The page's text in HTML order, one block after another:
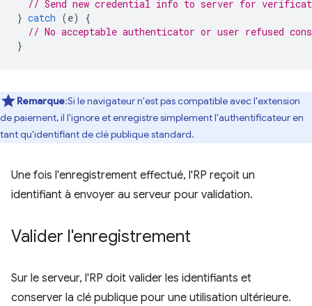
// Send new credential info to server for
} catch (e)
{
// No acceptable authenticator or user refused
}
Remarque:Si le navigateur n'est pas compatible avec l'extension
de paiement, il l'ignore et enregistre simplement l'authentificateur en
tant qu'identifiant de clé publique standard.
Une fois l'enregistrement effectué, l'RP reçoit un
identifiant à envoyer au serveur pour validation.
Valider l'enregistrement
Sur le serveur, l'RP doit valider les identifiants et
conserver la clé publique pour une utilisation ultérieure.